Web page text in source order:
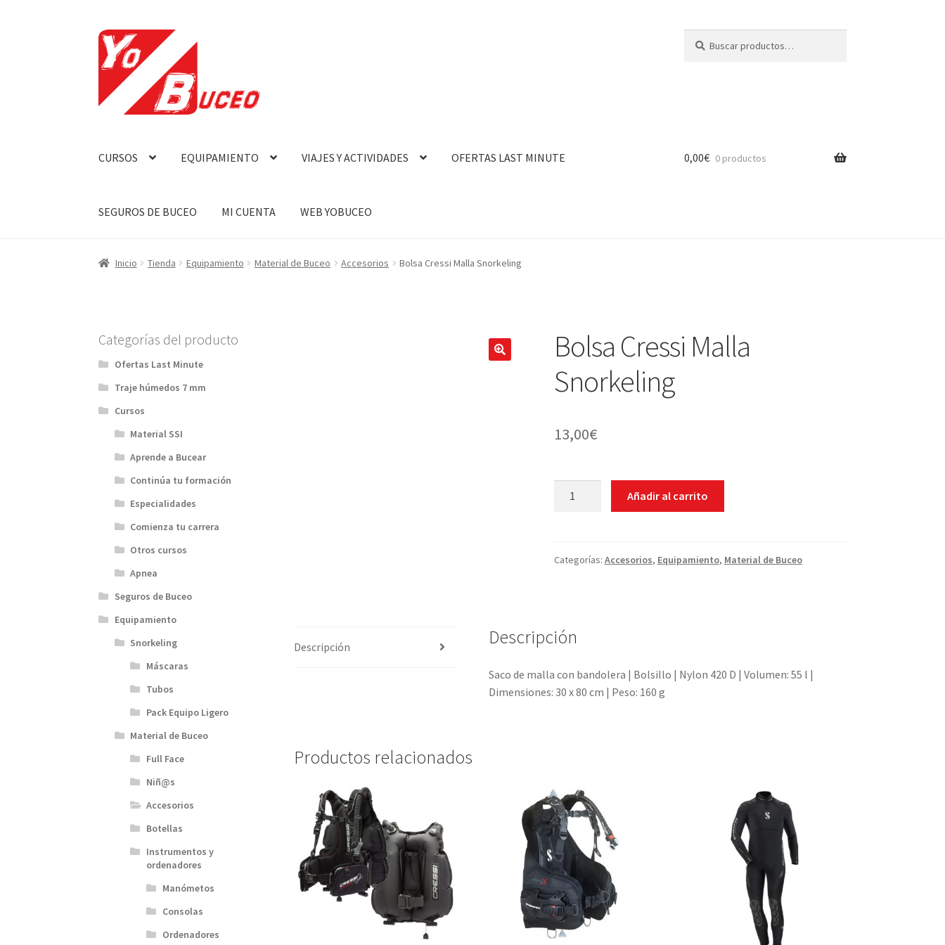
Ir
la
navegación
Ir
al
contenido
por:
CURSOS EQUIPAMIENTO VIAJES Y ACTIVIDADES OFERTAS LAST MINUTE
SEGUROS DE BUCEO MI CUENTA WEB YOBUCEO
0,00€ 0 productos
Inicio Tienda Equipamiento Material de Buceo Accesorios Bolsa Cressi Malla Snorkeling
Bolsa Cressi Malla
Snorkeling
13,00€
cantidad
Añadir al carrito
Categorías: Accesorios, Equipamiento, Material de Buceo
Descripción Descripción
Saco de malla con bandolera | Bolsillo | Nylon 420 D | Volumen: 55 l |
Dimensiones: 30 x 80 cm | Peso: 160 g
Productos relacionados
Categorías del producto
Ofertas Last Minute
Traje húmedos 7 mm
Cursos
Material SSI
Aprende a Bucear
Continúa tu formación
Especialidades
Comienza tu carrera
Otros cursos
Apnea
Seguros de Buceo
Equipamiento
Snorkeling
Máscaras
Tubos
Pack Equipo Ligero
Material de Buceo
Full Face
Niñ@s
Accesorios
Botellas
Instrumentos y
ordenadores
Manómetos
Consolas
Ordenadores